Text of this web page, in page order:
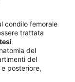
condilo femorale
trattata
del
del
posteriore,